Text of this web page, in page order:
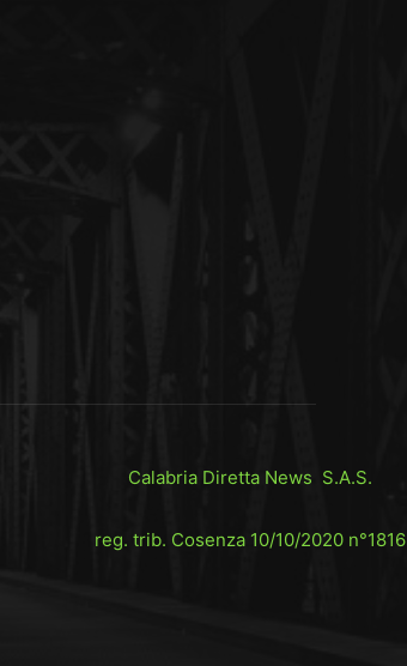
Calabria Diretta News S.A.S.
reg. trib. Cosenza 10/10/2020 n°1816